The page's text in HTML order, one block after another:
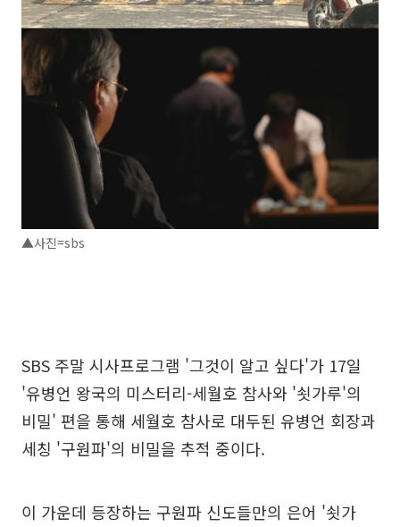
▲사진=sbs
SBS 주말 시사프로그램 '그것이 알고 싶다'가 17일
'유병언 왕국의 미스터리-세월호 참사와 '쇳가루'의
비밀' 편을 통해 세월호 참사로 대두된 유병언 회장과
세칭 '구원파'의 비밀을 추적 중이다.
이 가운데 등장하는 구원파 신도들만의 은어 '쇳가